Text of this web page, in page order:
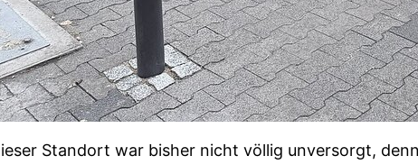
Standort war bisher nicht völlig unversorgt,